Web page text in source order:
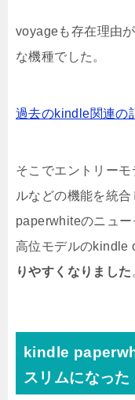
voyageも存在理由
な機種でした。
過去のkindle関連の
そこでエントリー
ルなどの機能を統
paperwhiteのニュ
高位モデルのkindle
りやすくなりました
kindle
スリムになった